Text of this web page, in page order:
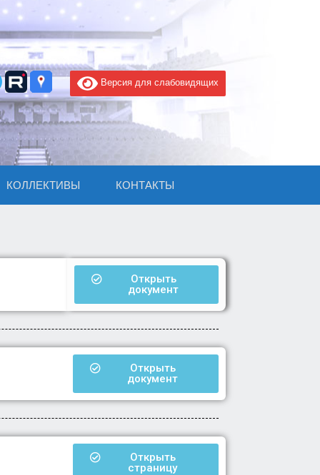
Версия для слабовидящих
КОЛЛЕКТИВЫ КОНТАКТЫ
Открыть
документ
Открыть
документ
Открыть
страницу